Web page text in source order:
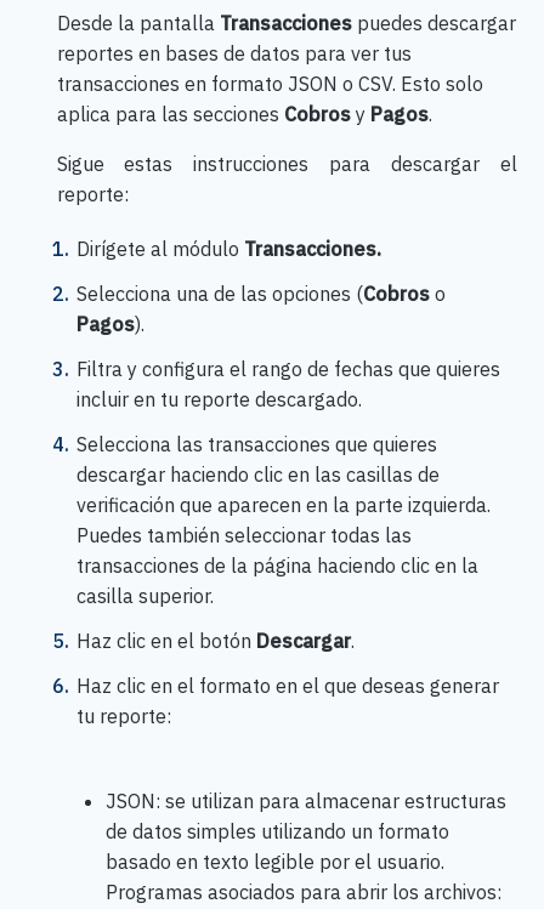
Desde la pantalla Transaccionespuedes descargar
reportes en bases de datos para ver tus
transacciones en formato JSON o CSV. Esto solo
aplica para las secciones Cobrosy Pagos.
Sigue estas instrucciones para descargar el
reporte:
Dirígete al módulo Transacciones.
Selecciona una de las opciones (Cobros o
Pagos).
Filtra y configura el rango de fechas que quieres
incluir en tu reporte descargado.
Selecciona las transacciones que quieres
descargar haciendo clic en las casillas de
verificación que aparecen en la parte izquierda.
Puedes también seleccionar todas las
transacciones de la página haciendo clic en la
casilla superior.
Haz clic en el botón Descargar.
Haz clic en el formato en el que deseas generar
tu reporte:
JSON: se utilizan para almacenar estructuras
de datos simples utilizando un formato
basado en texto legible por el usuario.
Programas asociados para abrir los archivos: